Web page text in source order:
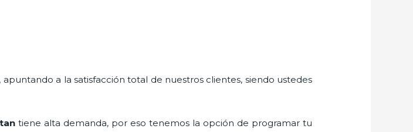
a la satisfacción total de nuestros clientes, siendo ustedes
tiene alta demanda, por eso tenemos la opción de programar tu